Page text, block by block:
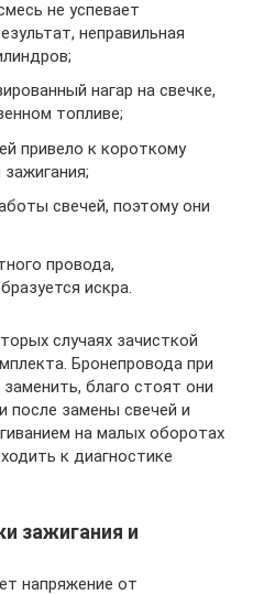
не успевает
неправильная
нагар на свечке,
топливе;
привело к короткому
свечей, поэтому они
провода,
искра.
случаях зачисткой
Бронепровода при
благо стоят они
после замены свечей и
на малых оборотах
к диагностике
зажигания и
напряжение от